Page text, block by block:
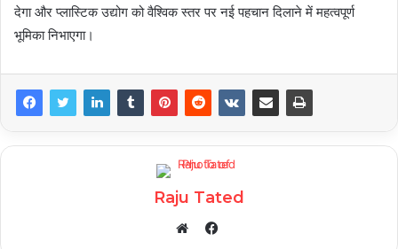
देगा और प्लास्टिक उद्योग को वैश्विक स्तर पर नई पहचान दिलाने में महत्वपूर्ण
भूमिका निभाएगा।
Raju Tated
Facebook